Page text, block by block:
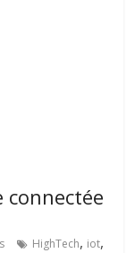
connectée
HighTech, iot,